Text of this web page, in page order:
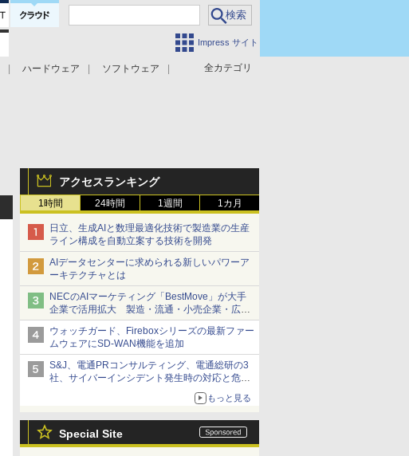
Impress サイト
全カテゴリ
ハードウェア
ソフトウェア
アクセスランキング
1時間 24時間 1週間 1カ月
日立、生成AIと数理最適化技術で製造業の生産
ライン構成を自動立案する技術を開発
AIデータセンターに求められる新しいパワーア
ーキテクチャとは
NECのAIマーケティング「BestMove」が大手
企業で活用拡大 製造・流通・小売企業・広告
代理店などが実装フェーズへ
ウォッチガード、Fireboxシリーズの最新ファー
ムウェアにSD-WAN機能を追加
S&J、電通PRコンサルティング、電通総研の3
社、サイバーインシデント発生時の対応と危機
管理広報を一体的に訓練するプログラムを提供
もっと見る
Special Site